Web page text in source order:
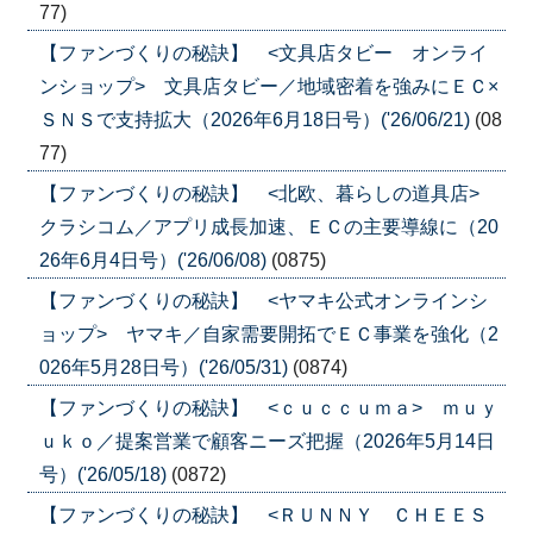
77)
【ファンづくりの秘訣】 <文具店タビー オンライ
ンショップ> 文具店タビー／地域密着を強みにＥＣ×
ＳＮＳで支持拡大（2026年6月18日号）('26/06/21) (08
77)
【ファンづくりの秘訣】 <北欧、暮らしの道具店>
クラシコム／アプリ成長加速、ＥＣの主要導線に（20
26年6月4日号）('26/06/08) (0875)
【ファンづくりの秘訣】 <ヤマキ公式オンラインシ
ョップ> ヤマキ／自家需要開拓でＥＣ事業を強化（2
026年5月28日号）('26/05/31) (0874)
【ファンづくりの秘訣】 <ｃｕｃｃｕｍａ> ｍｕｙ
ｕｋｏ／提案営業で顧客ニーズ把握（2026年5月14日
号）('26/05/18) (0872)
【ファンづくりの秘訣】 <ＲＵＮＮＹ ＣＨＥＥＳ